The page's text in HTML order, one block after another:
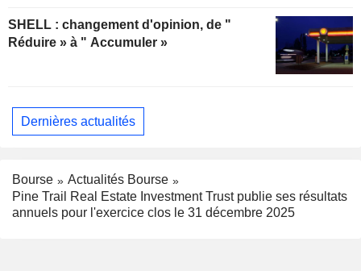
SHELL : changement d'opinion, de "
Réduire » à " Accumuler »
Dernières actualités
Bourse
Actualités Bourse
Pine Trail Real Estate Investment Trust publie ses résultats
annuels pour l'exercice clos le 31 décembre 2025